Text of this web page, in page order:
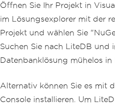
Öffnen Sie Ihr Projekt in
im Lösungsexplorer mit der
Projekt und wählen Sie
Suchen Sie nach LiteDB und
Datenbanklösung mühelos in
Alternativ können Sie es mit
Console installieren. Um